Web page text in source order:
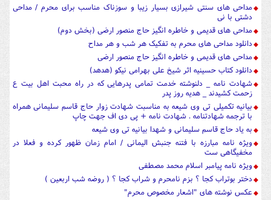
مداحی های سنتی شیرازی بسیار زیبا و سوزناک مناسب برای محرم / مداحی
دشتی با نی
مداحی های قدیمی و خاطره انگیز حاج منصور ارضی (بخش دوم)
دانلود مداحی های محرم به تفکیک هر شب و هر مداح
مداحی های قدیمی و خاطره انگیز حاج منصور ارضی
دانلود کتاب حسینیه اثر شیخ علی بهرامی نیکو (هدهد)
شهادت نامه _ دلنوشته خدمت تمامی پدرهایی که در راه محبت اهل بیت ع
زحمت کشیدند _ هدیه روز پدر
بیانیه تکمیلی تی وی شیعه به مناسبت شهادت زوار حاج قاسم سلیمانی همراه
با ترجمه شهادتنامه . شهادت نامه + پی دی اف جهت چاپ
به یاد حاج قاسم سلیمانی و شهدا بیانیه تی وی شیعه
ویژه نامه مبارزه با فتنه جنبش الیمانی / امام زمان ظهور کرده و فعلا در
مخفیگاهی ست
ویژه نامه پیامبر اسلام محمد مصطفی
دختر بوتراب کجا ؟ بزم نامحرم و شراب کجا ؟ ( روضه شب اربعین )
عکس نوشته های "اشعار مخصوص محرم"